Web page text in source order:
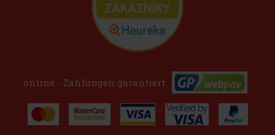
online - Zahlungen garantiert: